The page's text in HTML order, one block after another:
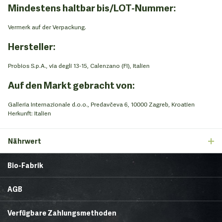
Mindestens haltbar bis/LOT-Nummer:
Vermerk auf der Verpackung.
Hersteller:
Probios S.p.A., via degli 13-15, Calenzano (FI), Italien
Auf den Markt gebracht von:
Galleria Internazionale d.o.o., Predavčeva 6, 10000 Zagreb, Kroatien
Herkunft: Italien
Nährwert
Bio-Fabrik
News
AGB
Lieferbedingungen
Reklamationen
Datenschutzerklärung
Verfügbare Zahlungsmethoden